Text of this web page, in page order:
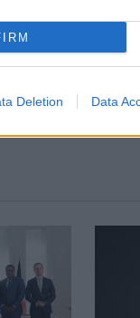
Deletion Data